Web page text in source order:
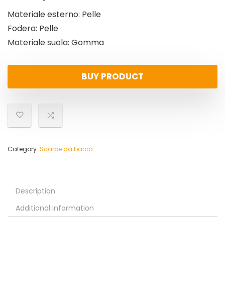
Materiale esterno: Pelle
Fodera: Pelle
Materiale suola: Gomma
BUY PRODUCT
Category: Scarpe da barca
Description
Additional information